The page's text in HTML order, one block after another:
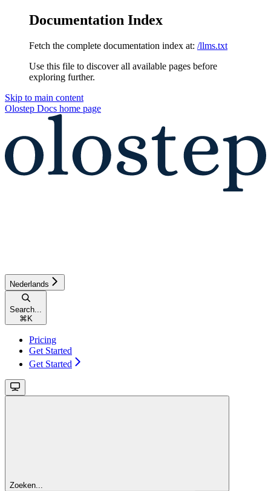
Documentation Index
Fetch the complete documentation index at: /llms.txt
Use this file to discover all available pages before
exploring further.
Skip to main content
Olostep Docs home page
Nederlands
Search...
⌘ K
Pricing
Get Started
Get Started
Zoeken...